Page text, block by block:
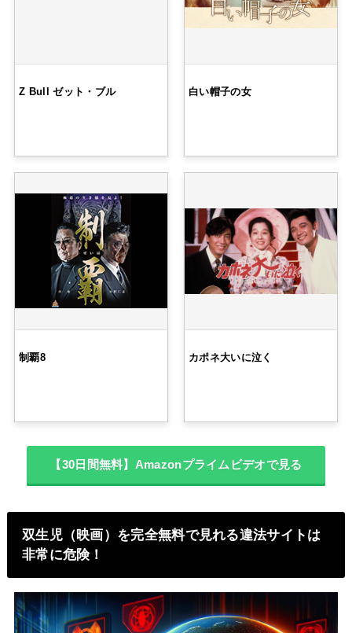
Z Bull ゼット・ブル 白い帽子の女
制覇8 カポネ大いに泣く
【30日間無料】Amazonプライムビデオで見る
双生児（映画）を完全無料で見れる違法サイトは
非常に危険！